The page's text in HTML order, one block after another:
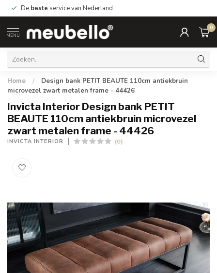
De beste service van Nederland
MENU
0
Home /
Design bank PETIT BEAUTE 110cm antiekbruin
microvezel zwart metalen frame - 44426
Invicta Interior Design bank PETIT
BEAUTE 110cm antiekbruin microvezel
zwart metalen frame - 44426
INVICTA INTERIOR (0)